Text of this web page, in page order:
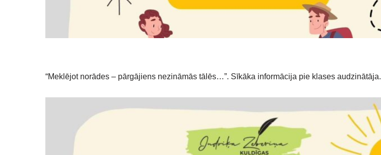
“Meklējot norādes – pārgājiens nezināmās tālēs…”. Sīkāka informācija pie klases audzinātāja.